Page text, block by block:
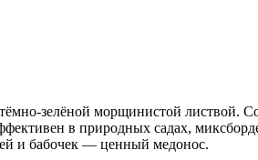
зелёной морщинистой листвой.
в природных садах,
и бабочек — ценный медонос.